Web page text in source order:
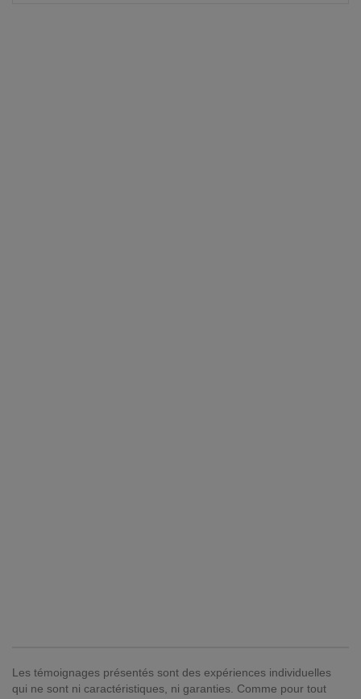
Les témoignages présentés sont des expériences individuelles
qui ne sont ni caractéristiques, ni garanties. Comme pour tout